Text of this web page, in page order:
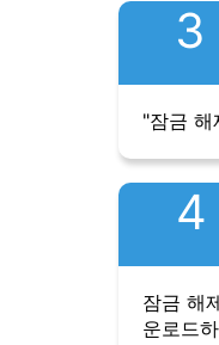
3
"잠금 해
4
잠금 해
운로드